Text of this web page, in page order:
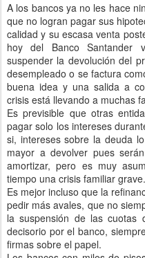
A los bancos ya no les hace
que no logran pagar sus
calidad y su escasa venta
hoy del Banco Santander
suspender la devolución del
desempleado o se factura
buena idea y una salida a
crisis está llevando a muchas
Es previsible que otras
pagar solo los intereses
si, intereses sobre la deuda
mayor a devolver pues
amortizar, pero es muy
tiempo una crisis familiar grave.
Es mejor incluso que la
pedir más avales, que no
la suspensión de las cuotas
decisorio por el banco,
firmas sobre el papel.